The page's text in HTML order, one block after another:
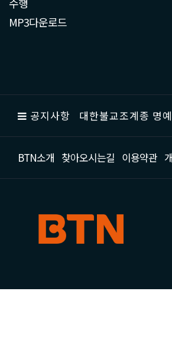
MP3다운로드
공지사항 대한불교조계종 명
BTN소개 찾아오시는길 이용약관